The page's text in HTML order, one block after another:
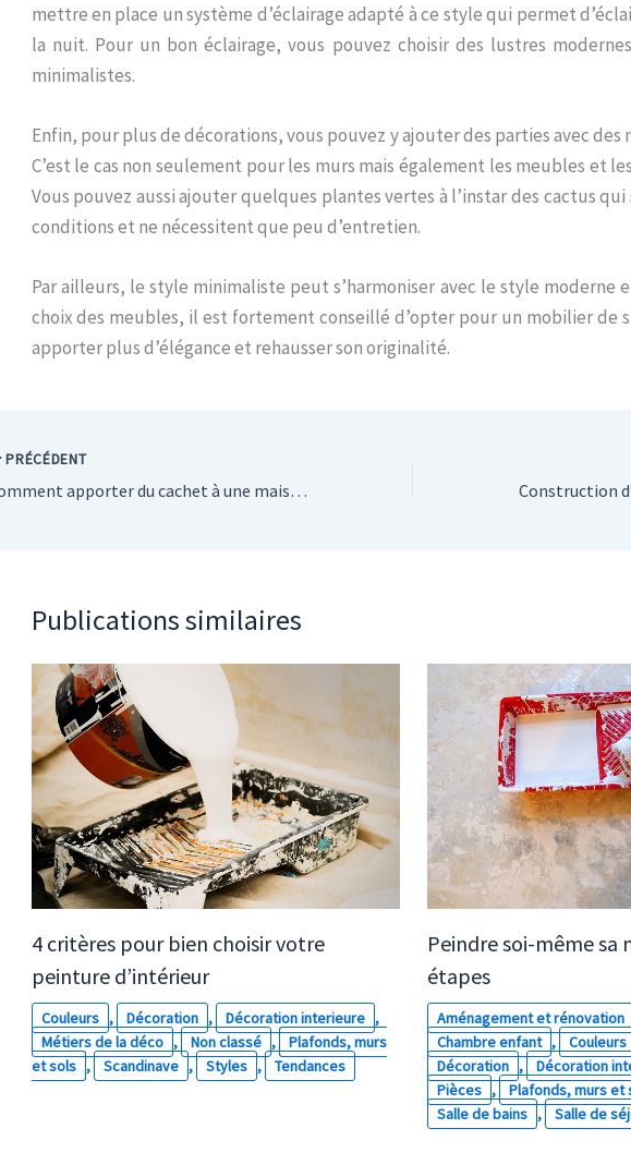
mettre en place un système d’éclairage adapté à ce style qui permet
la nuit. Pour un bon éclairage, vous pouvez choisir des lustres
minimalistes.
Enfin, pour plus de décorations, vous pouvez y ajouter des parties avec
C’est le cas non seulement pour les murs mais également les meubles et
Vous pouvez aussi ajouter quelques plantes vertes à l’instar des cactus qui
conditions et ne nécessitent que peu d’entretien.
Par ailleurs, le style minimaliste peut s’harmoniser avec le style moderne
choix des meubles, il est fortement conseillé d’opter pour un mobilier de
apporter plus d’élégance et rehausser son originalité.
PRÉCÉDENT
Comment apporter du cachet à une maison neuve ?
Publications similaires
4 critères pour bien choisir votre
peinture d’intérieur
Couleurs , Décoration , Décoration interieure ,
Métiers de la déco , Non classé ,
Plafonds, murs
et sols , Scandinave , Styles , Tendances
Peindre soi-même sa
étapes
Aménagement et rénovation
Chambre enfant , Couleurs
Décoration , Décoration
Pièces , Plafonds, murs et
Salle de bains , Salle de